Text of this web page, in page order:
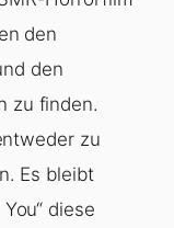
den
den
zu finden.
zu
Es bleibt
diese